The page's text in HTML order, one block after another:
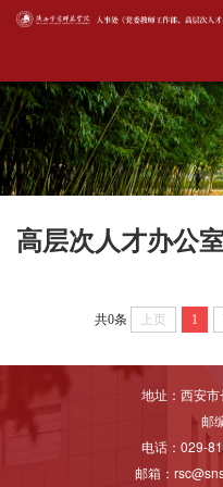
高层次人才办公
共0条 上页 1
地址：西安
邮
电话：029-
邮箱：